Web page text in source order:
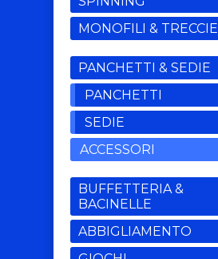
MONOFILI & TRECCIE
PANCHETTI & SEDIE
PANCHETTI
SEDIE
ACCESSORI
BUFFETTERIA &
BACINELLE
ABBIGLIAMENTO